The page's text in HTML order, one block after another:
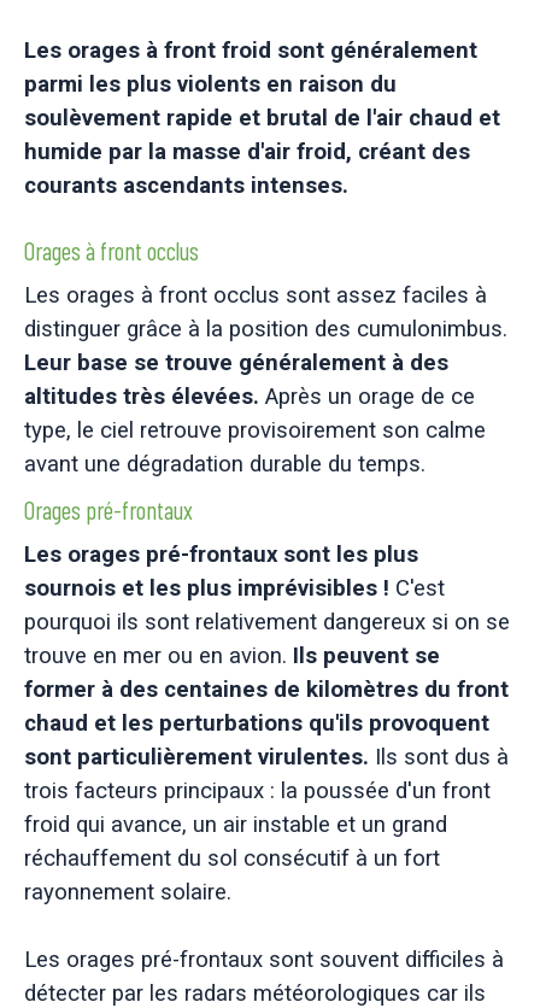
Les orages à front froid sont généralement
parmi les plus violents en raison du
soulèvement rapide et brutal de l'air chaud et
humide par la masse d'air froid, créant des
courants ascendants intenses.
Orages à front occlus
Les orages à front occlus sont assez faciles à
distinguer grâce à la position des cumulonimbus.
Leur base se trouve généralement à des
altitudes très élevées. Après un orage de ce
type, le ciel retrouve provisoirement son calme
avant une dégradation durable du temps.
Orages pré-frontaux
Les orages pré-frontaux sont les plus
sournois et les plus imprévisibles ! C'est
pourquoi ils sont relativement dangereux si on se
trouve en mer ou en avion. Ils peuvent se
former à des centaines de kilomètres du front
chaud et les perturbations qu'ils provoquent
sont particulièrement virulentes. Ils sont dus à
trois facteurs principaux : la poussée d'un front
froid qui avance, un air instable et un grand
réchauffement du sol consécutif à un fort
rayonnement solaire.
Les orages pré-frontaux sont souvent difficiles à
détecter par les radars météorologiques car ils